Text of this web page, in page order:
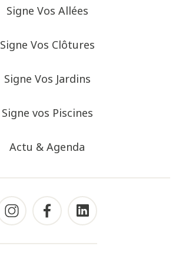
Signe Vos Allées
Signe Vos Clôtures
Signe Vos Jardins
Signe vos Piscines
Actu & Agenda